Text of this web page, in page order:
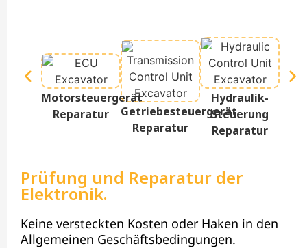
Motorsteuergerät
Reparatur
Getriebesteuergerät
Reparatur
Hydraulik-
Steuerung
Reparatur
Prüfung und Reparatur der
Elektronik.
Keine versteckten Kosten oder Haken in den
Allgemeinen Geschäftsbedingungen.